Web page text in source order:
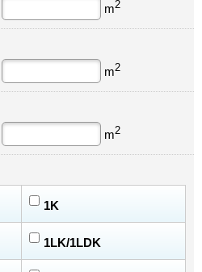
m2
m2
m2
1K
1LK/1LDK